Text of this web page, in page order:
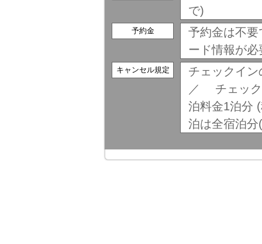
で)
予約金
予約金は不
ード情報が
キャンセル規定
チェックイ
／ チェック
泊料金1泊分
泊は全宿泊